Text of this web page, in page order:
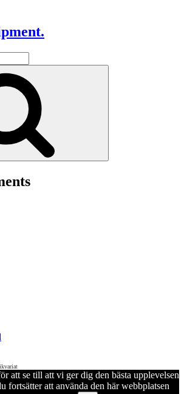
att se till att vi ger dig den bästa upplevelsen
fortsätter att använda den här webbplatsen